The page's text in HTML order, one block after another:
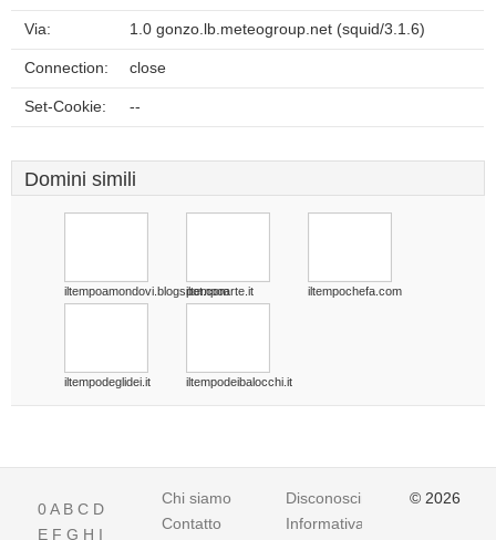
Via: 1.0 gonzo.lb.meteogroup.net (squid/3.1.6)
Connection: close
Set-Cookie: --
Domini simili
iltempoamondovi.blogspot.com
iltempoarte.it iltempochefa.com
iltempodeglidei.it iltempodeibalocchi.it
0A B C D
E F G H I
Chi siamo
Contatto
Disconoscimento
Informativa
© 2026